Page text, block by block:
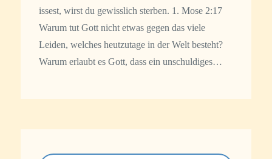
issest, wirst du gewisslich sterben. 1. Mose 2:17
Warum tut Gott nicht etwas gegen das viele
Leiden, welches heutzutage in der Welt besteht?
Warum erlaubt es Gott, dass ein unschuldiges…